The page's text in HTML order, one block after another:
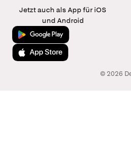
Jetzt auch als App für iOS
und Android
Jetzt bei Google Play
Laden im App Store
© 2026